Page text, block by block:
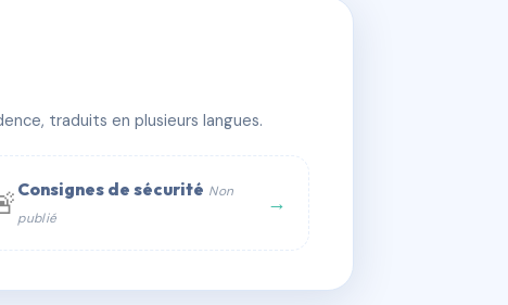
traduits en plusieurs langues.
Consignes de sécurité Non
publié
→